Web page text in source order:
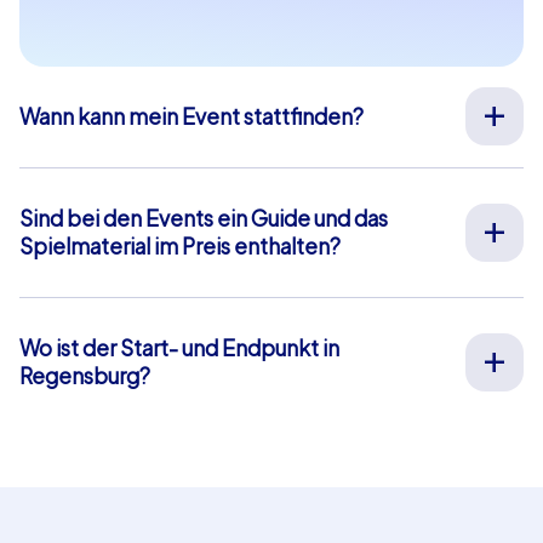
Wann kann mein Event stattfinden?
Wir organisieren unsere Teamevents für Sie an Ihrem
Wunschtermin an 365 Tagen im Jahr. Wenn Sie erfahren
möchten ob Ihr Wunschtermin noch verfügbar ist,
fragen Siehiergleich Ihr unverbindliches Angebot an.
Die Startzeit Ihres Events können Sie frei zwischen 9-
Sind bei den Events ein Guide und das
Spielmaterial im Preis enthalten?
Ort-Betreuung durch unsere Guides als auch die
Bereitstellung aller Materialien im Preis enthalten,
sodass Sie sich vorab um nichts weiter kümmern
müssen. Die einzige Ausnahme hiervon sind unsere
Wo ist der Start- und Endpunkt in
Regensburg?